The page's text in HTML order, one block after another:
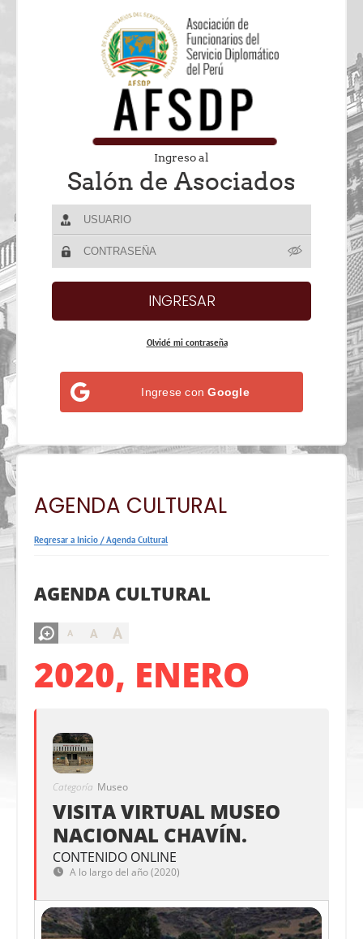
Ingreso al
Salón de Asociados
Olvidé mi contraseña
Ingrese conGoogle
AGENDA CULTURAL
Regresar a Inicio /Agenda Cultural
AGENDA CULTURAL
A A A
2020, ENERO
Categoría Museo
VISITA VIRTUAL MUSEO
NACIONAL CHAVÍN.
CONTENIDO ONLINE
A lo largo del año (2020)